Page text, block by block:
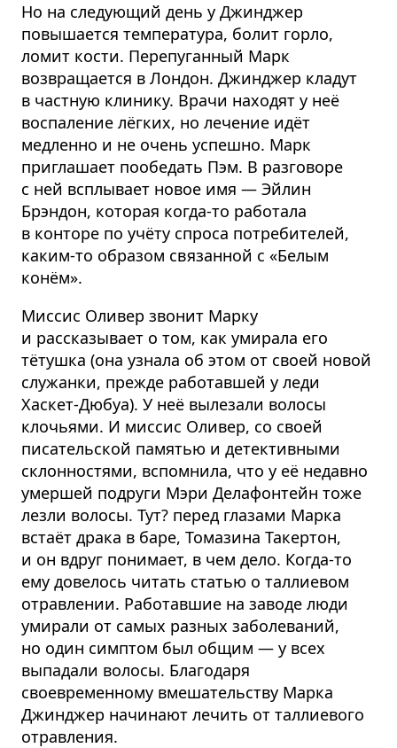
Но на следующий день у Джинджер
повышается температура, болит горло,
ломит кости. Перепуганный Марк
возвращается в Лондон. Джинджер кладут
в частную клинику. Врачи находят у неё
воспаление лёгких, но лечение идёт
медленно и не очень успешно. Марк
приглашает пообедать Пэм. В разговоре
с ней всплывает новое имя — Эйлин
Брэндон, которая когда-то работала
в конторе по учёту спроса потребителей,
каким-то образом связанной с «Белым
конём».
Миссис Оливер звонит Марку
и рассказывает о том, как умирала его
тётушка (она узнала об этом от своей новой
служанки, прежде работавшей у леди
Хаскет-Дюбуа). У неё вылезали волосы
клочьями. И миссис Оливер, со своей
писательской памятью и детективными
склонностями, вспомнила, что у её недавно
умершей подруги Мэри Делафонтейн тоже
лезли волосы. Тут? перед глазами Марка
встаёт драка в баре, Томазина Такертон,
и он вдруг понимает, в чем дело. Когда-то
ему довелось читать статью о таллиевом
отравлении. Работавшие на заводе люди
умирали от самых разных заболеваний,
но один симптом был общим — у всех
выпадали волосы. Благодаря
своевременному вмешательству Марка
Джинджер начинают лечить от таллиевого
отравления.